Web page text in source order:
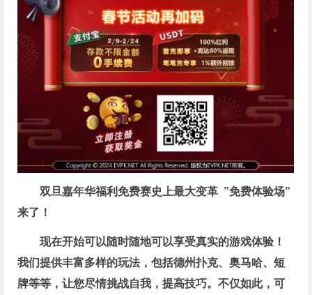
双旦嘉年华福利免费赛史上最大变革 ”免费体验场”
来了！
现在开始可以随时随地可以享受真实的游戏体验！
我们提供丰富多样的玩法，包括德州扑克、奥马哈、短
牌等等，让您尽情挑战自我，提高技巧。不仅如此，可